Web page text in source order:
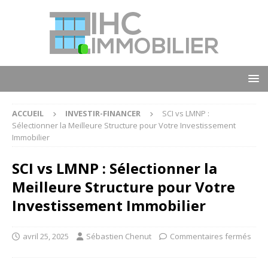
ACCUEIL INVESTIR-FINANCER
SCI vs LMNP :
Sélectionner la Meilleure Structure pour Votre Investissement
Immobilier
SCI vs LMNP : Sélectionner la
Meilleure Structure pour Votre
Investissement Immobilier
avril 25, 2025 Sébastien Chenut Commentaires fermés